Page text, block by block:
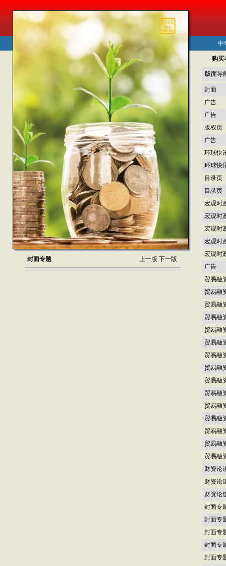
封面专题 上一版 下一版
购买
版面导
封面
广告
广告
版权页
广告
环球快
环球快
目录页
目录页
宏观时
宏观时
宏观时
宏观时
宏观时
广告
贸易融
贸易融
贸易融
贸易融
贸易融
贸易融
贸易融
贸易融
贸易融
贸易融
贸易融
贸易融
贸易融
贸易融
贸易融
财资论
财资论
财资论
封面专
封面专
封面专
封面专
封面专